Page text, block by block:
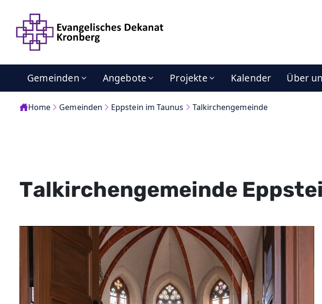
Gemeinden Angebote Projekte Kalender Über
Home Gemeinden Eppstein im Taunus Talkirchengemeinde
Talkirchengemeinde